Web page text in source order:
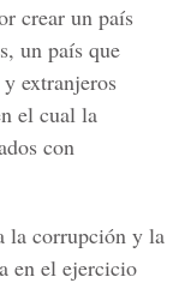
crear un país
un país que
extranjeros
el cual la
con
la corrupción y la
en el ejercicio